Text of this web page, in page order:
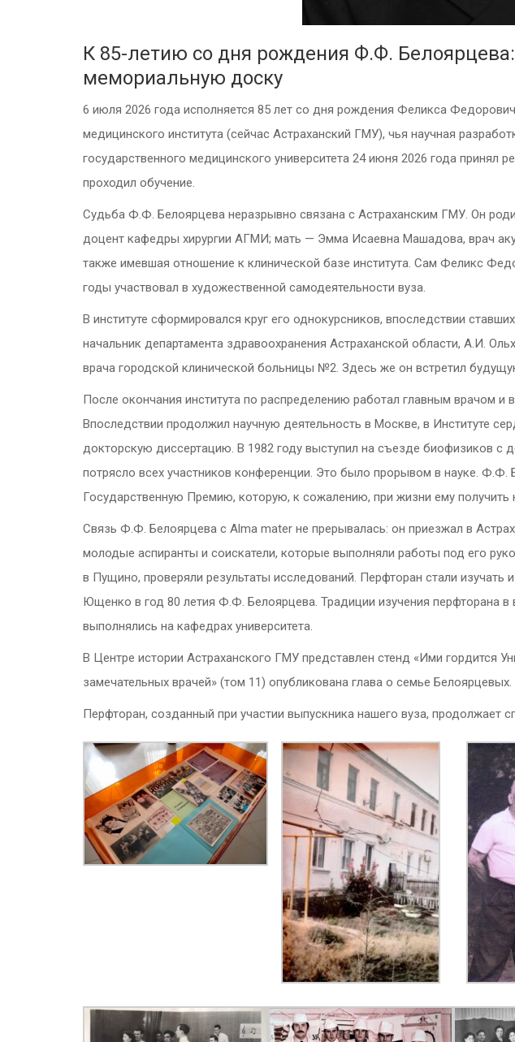
К 85-летию со дня рождения Ф.Ф.
мемориальную доску
6 июля 2026 года исполняется 85 лет со дня рождения Феликса
медицинского института (сейчас Астраханский ГМУ), чья научная
государственного медицинского университета 24 июня 2026 года
проходил обучение.
Судьба Ф.Ф. Белоярцева неразрывно связана с Астраханским ГМУ. Он
доцент кафедры хирургии АГМИ; мать — Эмма Исаевна Машадова, врач
также имевшая отношение к клинической базе института. Сам Феликс
годы участвовал в художественной самодеятельности вуза.
В институте сформировался круг его однокурсников, впоследствии
начальник департамента здравоохранения Астраханской области, А.И.
врача городской клинической больницы №2. Здесь же он встретил
После окончания института по распределению работал главным врачом
Впоследствии продолжил научную деятельность в Москве, в Институте
докторскую диссертацию. В 1982 году выступил на съезде биофизиков с
потрясло всех участников конференции. Это было прорывом в науке. Ф.Ф.
Государственную Премию, которую, к сожалению, при жизни ему получить
Связь Ф.Ф. Белоярцева с Alma mater не прерывалась: он приезжал в
молодые аспиранты и соискатели, которые выполняли работы под его
в Пущино, проверяли результаты исследований. Перфторан стали
Ющенко в год 80 летия Ф.Ф. Белоярцева. Традиции изучения перфторана
выполнялись на кафедрах университета.
В Центре истории Астраханского ГМУ представлен стенд «Ими гордится
замечательных врачей» (том 11) опубликована глава о семье Белоярцевых.
Перфторан, созданный при участии выпускника нашего вуза, продолжает